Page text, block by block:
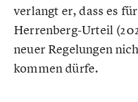
verlangt er, dass es
Herrenberg-Urteil
neuer Regelungen
kommen dürfe.